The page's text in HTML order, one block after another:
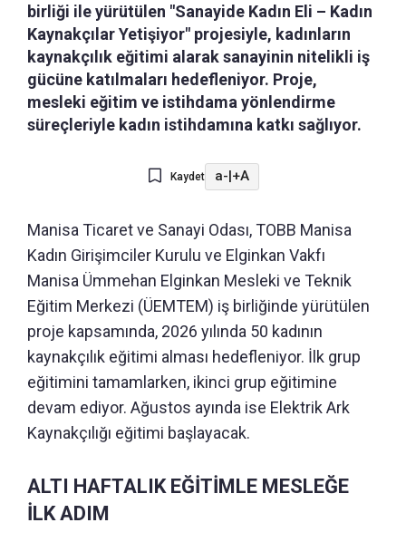
birliği ile yürütülen "Sanayide Kadın Eli – Kadın
Kaynakçılar Yetişiyor" projesiyle, kadınların
kaynakçılık eğitimi alarak sanayinin nitelikli iş
gücüne katılmaları hedefleniyor. Proje,
mesleki eğitim ve istihdama yönlendirme
süreçleriyle kadın istihdamına katkı sağlıyor.
Kaydet a-|+A
Manisa Ticaret ve Sanayi Odası, TOBB Manisa
Kadın Girişimciler Kurulu ve Elginkan Vakfı
Manisa Ümmehan Elginkan Mesleki ve Teknik
Eğitim Merkezi (ÜEMTEM) iş birliğinde yürütülen
proje kapsamında, 2026 yılında 50 kadının
kaynakçılık eğitimi alması hedefleniyor. İlk grup
eğitimini tamamlarken, ikinci grup eğitimine
devam ediyor. Ağustos ayında ise Elektrik Ark
Kaynakçılığı eğitimi başlayacak.
ALTI HAFTALIK EĞİTİMLE MESLEĞE
İLK ADIM